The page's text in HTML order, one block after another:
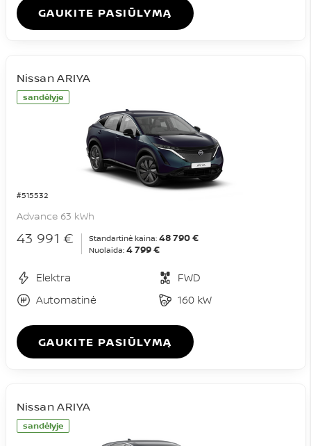
GAUKITE PASIŪLYMĄ
sandėlyje
#515532
Nissan ARIYA
Advance 63 kWh
43 991 € Standartinė kaina: 48 790 €
Nuolaida: 4 799 €
Elektra
FWD
Automatinė
160 kW
GAUKITE PASIŪLYMĄ
sandėlyje
Nissan ARIYA